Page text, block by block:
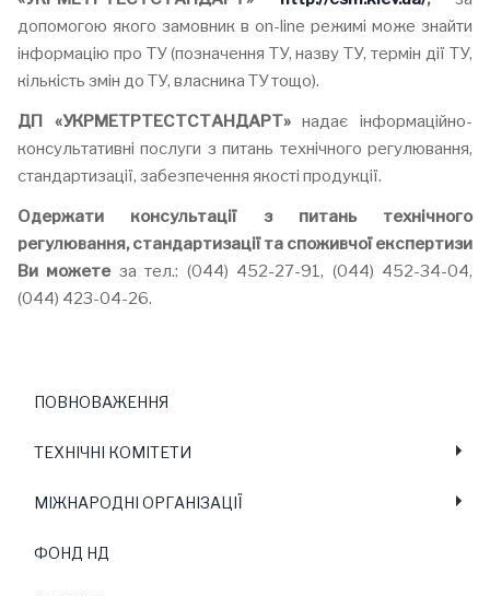
допомогою якого замовник в on-line режимі може знайти
інформацію про ТУ (позначення ТУ, назву ТУ, термін дії ТУ,
кількість змін до ТУ, власника ТУ тощо).
ДП «УКРМЕТРТЕСТСТАНДАРТ»надає інформаційно-
консультативні послуги з питань технічного регулювання,
стандартизації, забезпечення якості продукції.
Одержати консультації
з питань технічного
регулювання, стандартизації та споживчої експертизи
Ви можете за тел.: (044) 452-27-91, (044) 452-34-04,
(044) 423-04-26.
ПОВНОВАЖЕННЯ
ТЕХНІЧНІ КОМІТЕТИ
МІЖНАРОДНІ ОРГАНІЗАЦІЇ
ФОНД НД